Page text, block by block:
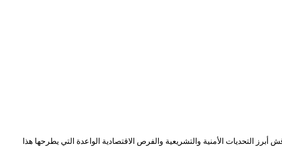
التحديات الأمنية والتشريعية والفرص الاقتصادية الواعدة التي يطرحها هذا